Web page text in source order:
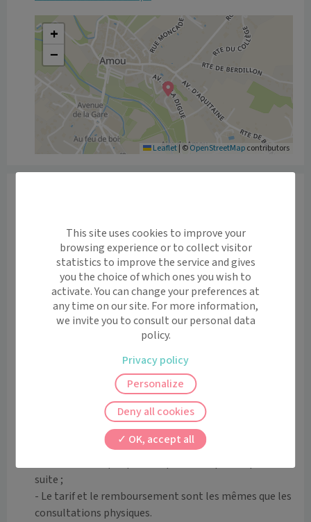
+
−
Leaflet| ©OpenStreetMapcontributors
consultations au sein du cabinet médical d’Amou, 124
avenue de la digue 40330 AMOU.
En plus des consultations à son cabinet, le docteur
propose un service de téléconsultations sur Maiia.
QU'EST-CE-QUE LA TÉLÉCONSULTATION ?
visioconférence, de façon sécurisée depuis votre
smartphone ou ordinateur, chez vous, au travail ou en
- Transmettez lui directement vos résultats
- Recevez instantanément votre ordonnance sous
suite ;
- Le tarif et le remboursement sont les mêmes que les
consultations physiques.
This site uses cookies to improve your
browsing experience or to collect visitor
statistics to improve the service and gives
you the choice of which ones you wish to
activate. You can change your preferences at
any time on our site. For more information,
we invite you to consult our personal data
policy.
OK, accept all
Deny all cookies
Personalize
Privacy policy